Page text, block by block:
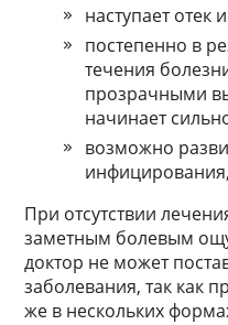
наступает отек
постепенно в
течения
прозрачными
начинает
возможно
При отсутствии
заметным болевым
доктор не может
заболевания, так как
же в нескольких